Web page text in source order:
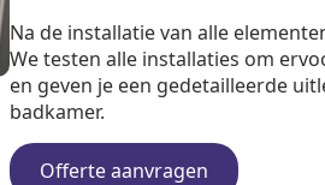
Na de installatie van alle
We testen alle installaties om
en geven je een gedetailleerde
badkamer.
Offerte aanvragen